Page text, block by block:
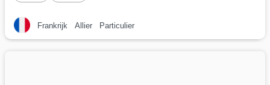
Frankrijk Allier Particulier